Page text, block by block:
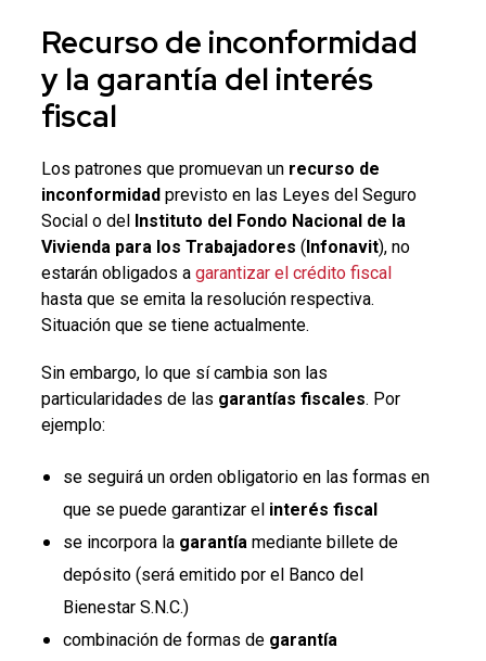
Recurso de inconformidad
y la garantía del interés
fiscal
Los patrones que promuevan un recurso de
inconformidad previsto en las Leyes del Seguro
Social o del
Instituto del Fondo Nacional de la
Vivienda para los Trabajadores ( Infonavit), no
estarán obligados a garantizar el crédito fiscal
hasta que se emita la resolución respectiva.
Situación que se tiene actualmente.
Sin embargo, lo que sí cambia son las
particularidades de las garantías fiscales. Por
ejemplo:
se seguirá un orden obligatorio en las formas en
que se puede garantizar el interés fiscal
se incorpora la garantíamediante billete de
depósito (será emitido por el Banco del
Bienestar S.N.C.)
combinación de formas de garantía